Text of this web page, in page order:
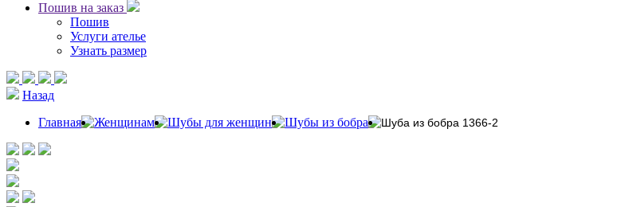
Пошив на заказ
Пошив
Услуги ателье
Узнать размер
Назад
Главная
Женщинам Шубы для женщин Шубы из бобра Шуба из бобра 1366-2